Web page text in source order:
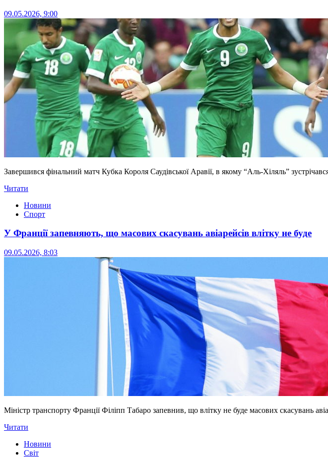
09.05.2026, 9:00
Завершився фінальний матч Кубка Короля Саудівської Аравії, в якому “Аль-Хіляль”
Читати
Новини
Спорт
У Франції запевняють, що масових скасувань авіарейсів влітку не буде
09.05.2026, 8:03
Міністр транспорту Франції Філіпп Табаро запевнив, що влітку не буде масових скасувань
Читати
Новини
Світ